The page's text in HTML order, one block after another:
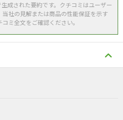
成された要約です。クチコミはユーザー
社の見解または商品の性能保証を示す
ミ全文をご確認ください。